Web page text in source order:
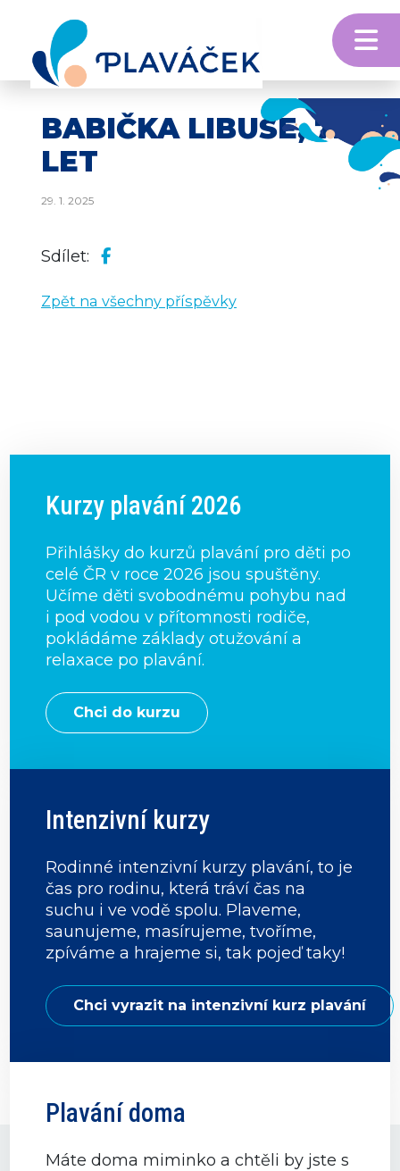
BABIČKA LIBUŠE, 72
LET
29. 1. 2025
Sdílet:
Zpět na všechny příspěvky
Kurzy plavání 2026
Přihlášky do kurzů plavání pro děti po
celé ČR v roce 2026 jsou spuštěny.
Učíme děti svobodnému pohybu nad
i pod vodou v přítomnosti rodiče,
pokládáme základy otužování a
relaxace po plavání.
Chci do kurzu
Intenzivní kurzy
Rodinné intenzivní kurzy plavání, to je
čas pro rodinu, která tráví čas na
suchu i ve vodě spolu. Plaveme,
saunujeme, masírujeme, tvoříme,
zpíváme a hrajeme si, tak pojeď taky!
Chci vyrazit na intenzivní kurz plavání
Plavání doma
Máte doma miminko a chtěli by jste s